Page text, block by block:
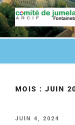
COMITÉ
Fontainebleau en
MOIS : JUIN
JUIN 4, 2024